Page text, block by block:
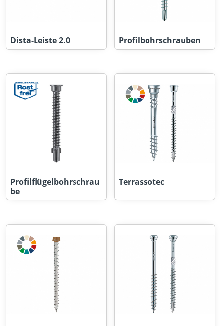
Dista-Leiste 2.0 Profilbohrschrauben
Profilflügelbohrschrau
be
Terrassotec